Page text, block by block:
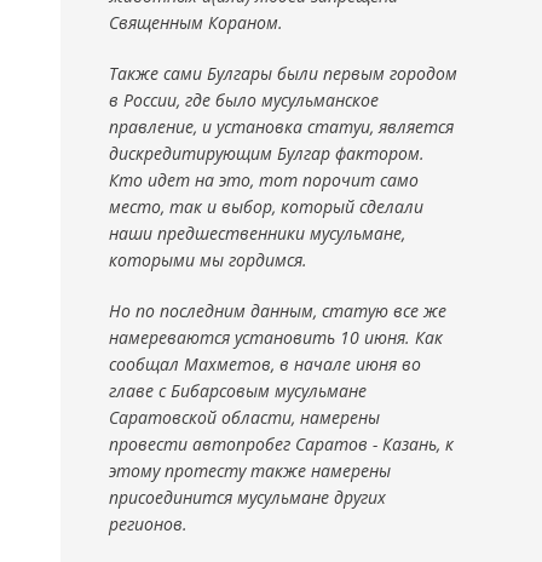
Священным Кораном.
Также сами Булгары были первым городом
в России, где было мусульманское
правление, и установка статуи, является
дискредитирующим Булгар фактором.
Кто идет на это, тот порочит само
место, так и выбор, который сделали
наши предшественники мусульмане,
которыми мы гордимся.
Но по последним данным, статую все же
намереваются установить 10 июня. Как
сообщал Махметов, в начале июня во
главе с Бибарсовым мусульмане
Саратовской области, намерены
провести автопробег Саратов - Казань, к
этому протесту также намерены
присоединится мусульмане других
регионов.